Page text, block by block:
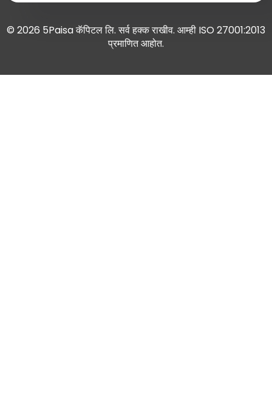
© 2026 5Paisa कॅपिटल लि. सर्व हक्क राखीव. आम्ही ISO 27001:2013
प्रमाणित आहोत.